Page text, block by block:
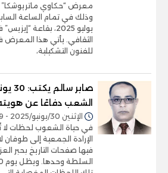
معرض “حكاوي ماتريوشكا”
يوليو 2025، بقاعة
الثقافي. يأتي هذا المعرض
للفنون التشكيلية،
الشعب دفاعًا عن
الإثنين 30/يونيو/2025 - 04:19 م
في حياة الشعوب لحظات لا
الإرادة الجمعية إلى طوفان
فيها صفحات التاريخ بحبر